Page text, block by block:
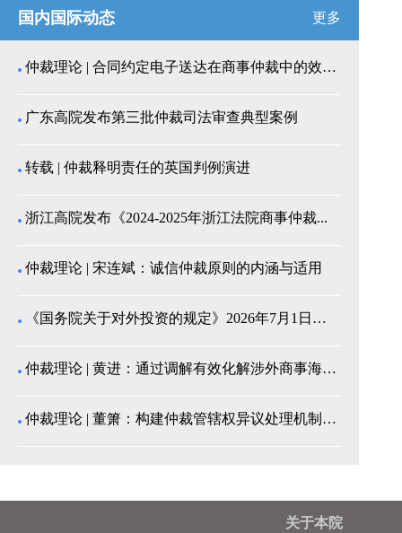
国内国际动态 更多
仲裁理论 | 合同约定电子送达在商事仲裁中的效力认...
广东高院发布第三批仲裁司法审查典型案例
转载 | 仲裁释明责任的英国判例演进
浙江高院发布《2024-2025年浙江法院商事仲裁...
仲裁理论 | 宋连斌：诚信仲裁原则的内涵与适用
《国务院关于对外投资的规定》2026年7月1日起施...
仲裁理论 | 黄进：通过调解有效化解涉外商事海事纠...
仲裁理论 | 董箫：构建仲裁管辖权异议处理机制的中...
关于本院